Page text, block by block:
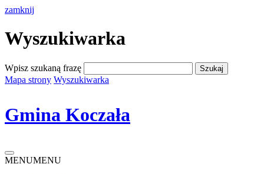
zamknij
Wyszukiwarka
Wpisz szukaną frazę
Mapa strony Wyszukiwarka
Gmina Koczała
MENUMENU